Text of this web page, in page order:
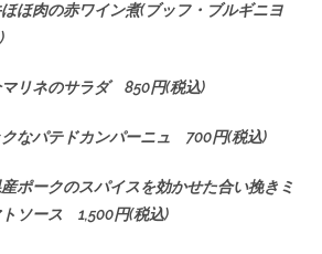
肉の赤ワイン煮(ブッフ・ブルギニヨ
ネのサラダ 850円(税込)
パテドカンパーニュ 700円(税込)
クのスパイスを効かせた合い挽きミ
ソース 1,500円(税込)